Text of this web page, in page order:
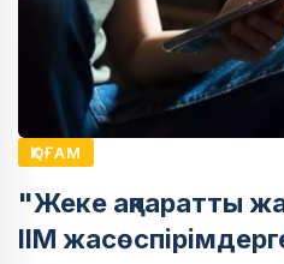
ҚОҒАМ
"Жеке ақпаратты
ІІМ